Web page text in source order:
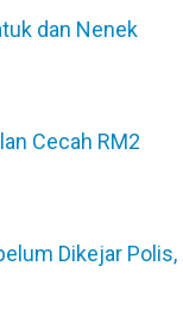
dan Nenek
Cecah RM2
Dikejar Polis,